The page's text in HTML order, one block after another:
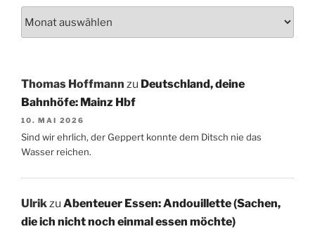
Thomas Hoffmann zu Deutschland, deine
Bahnhöfe: Mainz Hbf
10. MAI 2026
Sind wir ehrlich, der Geppert konnte dem Ditsch nie das
Wasser reichen.
Ulrik zu Abenteuer Essen: Andouillette (Sachen,
die ich nicht noch einmal essen möchte)